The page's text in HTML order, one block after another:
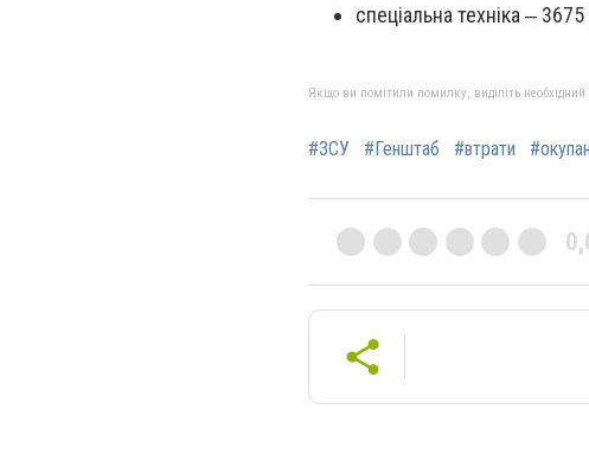
спеціальна техніка ‒
Якщо ви помітили помилку, виділіть
#ЗСУ #Генштаб #втрати